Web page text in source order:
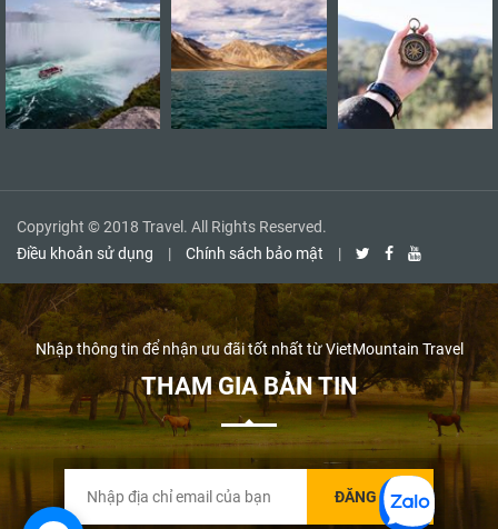
Copyright © 2018 Travel. All Rights Reserved.
Điều khoản sử dụng
| Chính sách bảo mật |
Nhập thông tin để nhận ưu đãi tốt nhất từ VietMountain Travel
THAM GIA BẢN TIN